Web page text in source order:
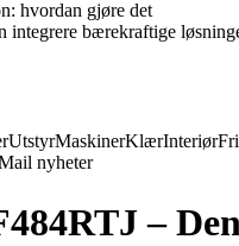
hvordan gjøre det
bærekraftige
UtstyrMaskinerKlærInteriør
nyheter
–